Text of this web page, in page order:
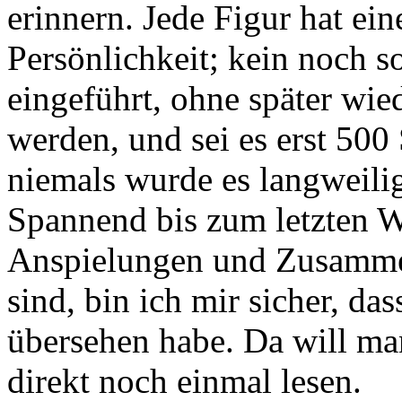
erinnern. Jede Figur hat
Persönlichkeit; kein noch
eingeführt, ohne später
werden, und sei es erst
niemals wurde es
Spannend bis zum letzten
Anspielungen und
sind, bin ich mir sicher,
übersehen habe. Da will
direkt noch einmal lesen.